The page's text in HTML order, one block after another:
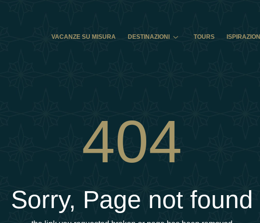
VACANZE SU MISURA
DESTINAZIONI TOURS ISPIRAZIONI
404
Sorry, Page not found